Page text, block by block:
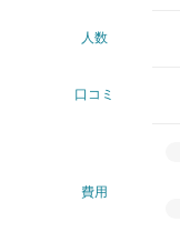
人数
口コミ
費用